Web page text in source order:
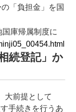
「負担金」を国
庫帰属制度に
続登記」か
大前提として
手続きを行うあ